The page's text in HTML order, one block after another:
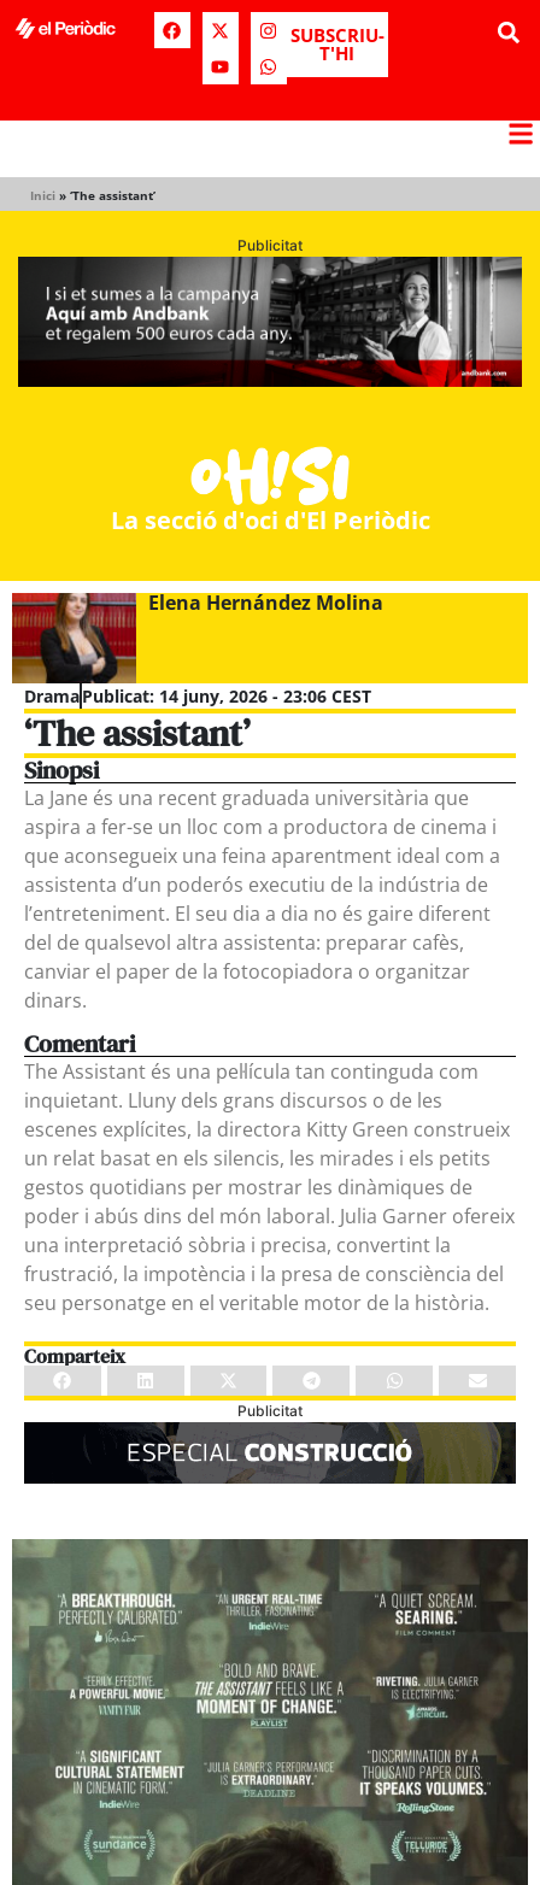
SUBSCRIU-
T'HI
Inici » ‘The assistant’
Publicitat
La secció d'oci d'El Periòdic
Elena Hernández Molina
DramaPublicat: 14 juny, 2026 - 23:06 CEST
‘The assistant’
Sinopsi
La Jane és una recent graduada universitària que
aspira a fer-se un lloc com a productora de cinema i
que aconsegueix una feina aparentment ideal com a
assistenta d’un poderós executiu de la indústria de
l’entreteniment. El seu dia a dia no és gaire diferent
del de qualsevol altra assistenta: preparar cafès,
canviar el paper de la fotocopiadora o organitzar
dinars.
Comentari
The Assistant és una pel·lícula tan continguda com
inquietant. Lluny dels grans discursos o de les
escenes explícites, la directora Kitty Green construeix
un relat basat en els silencis, les mirades i els petits
gestos quotidians per mostrar les dinàmiques de
poder i abús dins del món laboral. Julia Garner ofereix
una interpretació sòbria i precisa, convertint la
frustració, la impotència i la presa de consciència del
seu personatge en el veritable motor de la història.
Comparteix
Publicitat